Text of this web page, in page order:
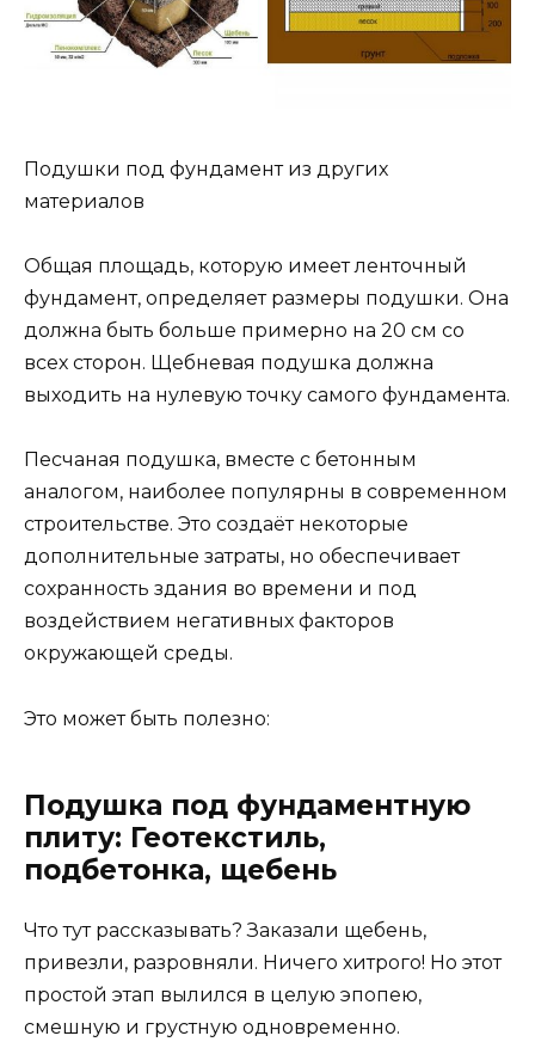
Подушки под фундамент из других
материалов
Общая площадь, которую имеет ленточный
фундамент, определяет размеры подушки. Она
должна быть больше примерно на 20 см со
всех сторон. Щебневая подушка должна
выходить на нулевую точку самого фундамента.
Песчаная подушка, вместе с бетонным
аналогом, наиболее популярны в современном
строительстве. Это создаёт некоторые
дополнительные затраты, но обеспечивает
сохранность здания во времени и под
воздействием негативных факторов
окружающей среды.
Это может быть полезно:
Подушка под фундаментную
плиту: Геотекстиль,
подбетонка, щебень
Что тут рассказывать? Заказали щебень,
привезли, разровняли. Ничего хитрого! Но этот
простой этап вылился в целую эпопею,
смешную и грустную одновременно.